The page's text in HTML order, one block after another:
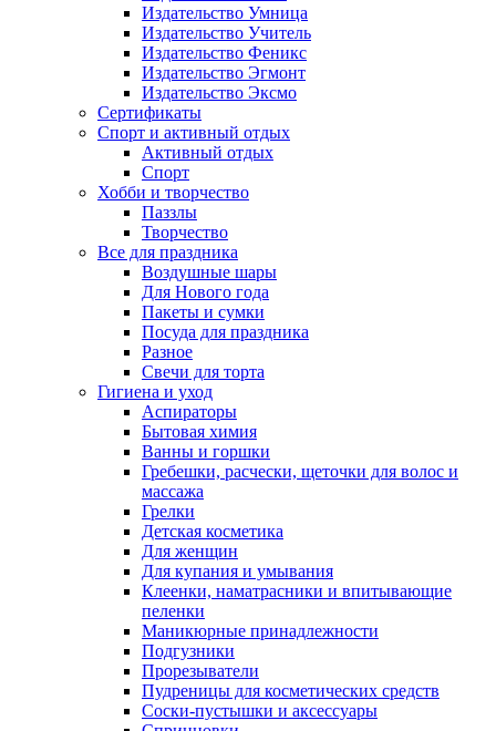
Издательство Умница
Издательство Учитель
Издательство Феникс
Издательство Эгмонт
Издательство Эксмо
Сертификаты
Спорт и активный отдых
Активный отдых
Спорт
Хобби и творчество
Паззлы
Творчество
Все для праздника
Воздушные шары
Для Нового года
Пакеты и сумки
Посуда для праздника
Разное
Свечи для торта
Гигиена и уход
Аспираторы
Бытовая химия
Ванны и горшки
Гребешки, расчески, щеточки для волос и
массажа
Грелки
Детская косметика
Для женщин
Для купания и умывания
Клеенки, наматрасники и впитывающие
пеленки
Маникюрные принадлежности
Подгузники
Прорезыватели
Пудреницы для косметических средств
Соски-пустышки и аксессуары